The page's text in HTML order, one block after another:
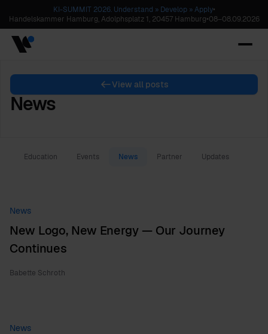
KI-SUMMIT 2026. Understand » Develop » Apply•
Handelskammer Hamburg, Adolphsplatz 1, 20457 Hamburg•08–08.09.2026
View all posts
News
Education Events News Partner Updates
News
New Logo, New Energy — Our Journey
Continues
Babette Schroth
News